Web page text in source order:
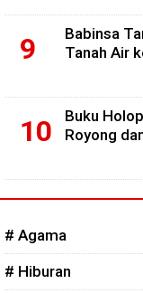
Babinsa
Tanah Air
Buku
Royong
# Agama
# Hiburan